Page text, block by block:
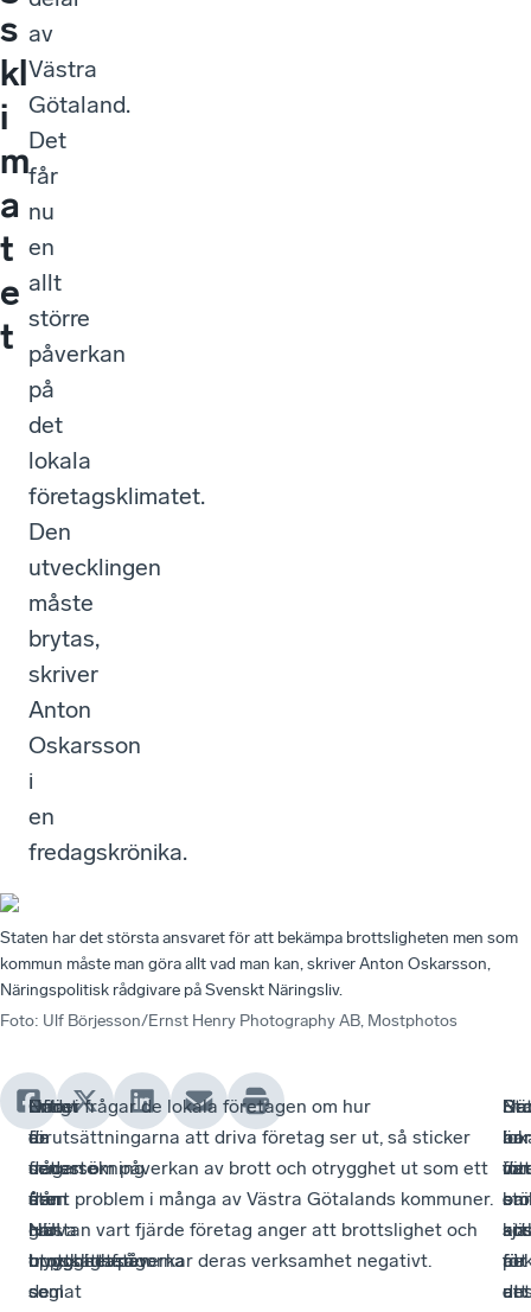
s
kl
i
m
a
t
e
t
av
Västra
Götaland.
Det
får
nu
en
allt
större
påverkan
på
det
lokala
företagsklimatet.
Den
utvecklingen
måste
brytas,
skriver
Anton
Oskarsson
i
en
fredagskrönika.
Staten har det största ansvaret för att bekämpa brottsligheten men som
kommun måste man göra allt vad man kan, skriver Anton Oskarsson,
Näringspolitisk rådgivare på Svenskt Näringsliv.
Foto: Ulf Börjesson/Ernst Henry Photography AB, Mostphotos
Under
de
senaste
åren
har
trygghetsfrågorna
seglat
Ofta
är
det
den
grova
brottsligheten
som
Enligt
en
undersökning
från
HUI
uppskattas
de
När vi frågar de lokala företagen om hur
förutsättningarna att driva företag ser ut, så sticker
frågan om påverkan av brott och otrygghet ut som ett
stort problem i många av Västra Götalands kommuner.
Nästan vart fjärde företag anger att brottslighet och
otrygghet påverkar deras verksamhet negativt.
är
för
att
ut
har
det
för
att
en
att
det